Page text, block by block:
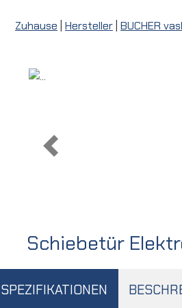
Zuhause Hersteller BUCHER
Schiebetür
SPEZIFIKATIONEN